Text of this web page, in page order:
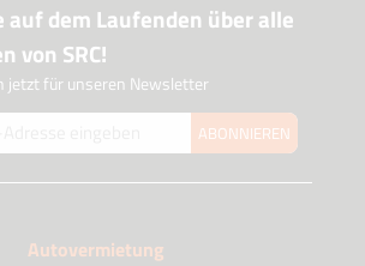
auf dem Laufenden über alle
von SRC!
jetzt für unseren Newsletter
ABONNIEREN
Autovermietung